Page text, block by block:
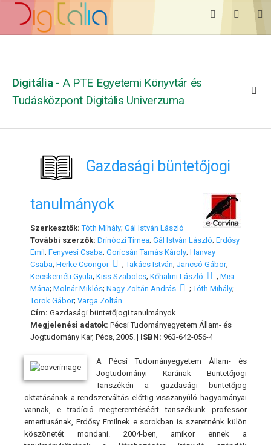
Digitália - A PTE Egyetemi Könyvtár és
Tudásközpont Digitális Univerzuma
Gazdasági büntetőjogi
tanulmányok
Szerkesztők: Tóth Mihály; Gál István László
További szerzők: Drinóczi Tímea; Gál István László; Erdősy
Emil; Fenyvesi Csaba; Goricsán Tamás Károly; Hanvay
Csaba; Herke Csongor ;Takács István; Jancsó Gábor;
Kecskeméti Gyula; Kiss Szabolcs; Kőhalmi László ; Misi
Mária; Molnár Miklós; Nagy Zoltán András ;Tóth Mihály;
Török Gábor; Varga Zoltán
Cím: Gazdasági büntetőjogi tanulmányok
Megjelenési adatok: Pécsi Tudományegyetem Állam- és
Jogtudomány Kar, Pécs, 2005. | ISBN: 963-642-056-4
A Pécsi Tudományegyetem Állam- és
Jogtudományi Karának Büntetőjogi
Tanszékén a gazdasági büntetőjog
oktatásának a rendszerváltás előttig visszanyúló hagyományai
vannak, e tradíció megteremtéséért tanszékünk professor
emeritusának, Erdősy Emilnek e sorokban is szeretnénk külön
köszönetét mondani. 2004-ben, amikor ennek a